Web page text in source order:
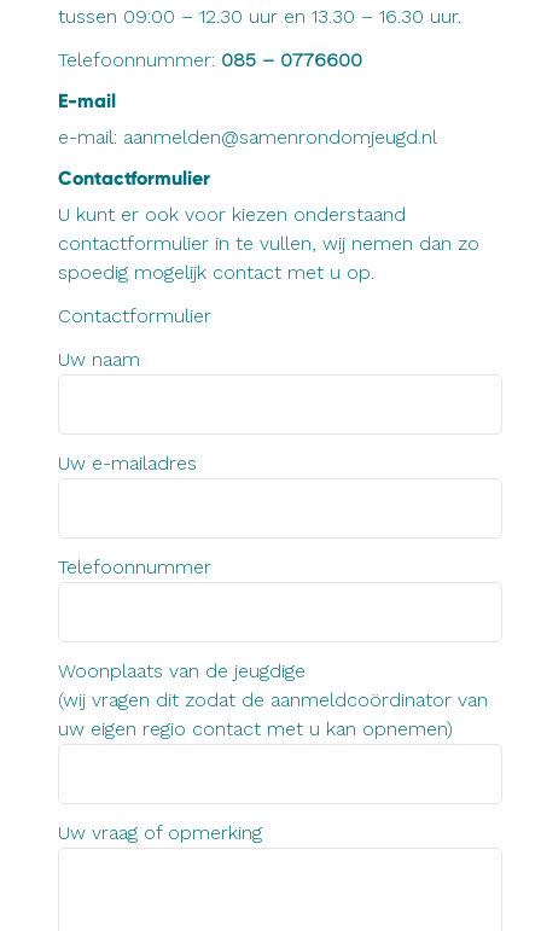
tussen 09:00 – 12.30 uur en 13.30 – 16.30 uur.
Telefoonnummer: 085 – 0776600
E-mail
e-mail: aanmelden@samenrondomjeugd.nl
Contactformulier
U kunt er ook voor kiezen onderstaand
contactformulier in te vullen, wij nemen dan zo
spoedig mogelijk contact met u op.
Contactformulier
Uw naam
Uw e-mailadres
Telefoonnummer
Woonplaats van de jeugdige
(wij vragen dit zodat de aanmeldcoördinator van
uw eigen regio contact met u kan opnemen)
Uw vraag of opmerking